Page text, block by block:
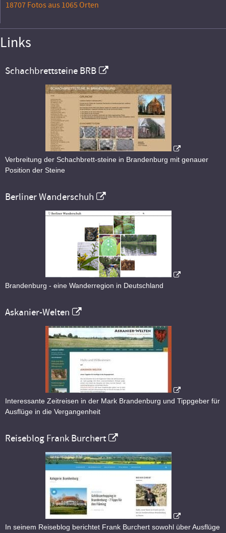
18707 Fotos aus 1065 Orten
Links
Schachbrettsteine BRB
Verbreitung der Schachbrett-steine in Brandenburg mit genauer
Position der Steine
Berliner Wanderschuh
Brandenburg - eine Wanderregion in Deutschland
Askanier-Welten
Interessante Zeitreisen in der Mark Brandenburg und Tippgeber für
Ausflüge in die Vergangenheit
Reiseblog Frank Burchert
In seinem Reiseblog berichtet Frank Burchert sowohl über Ausflüge